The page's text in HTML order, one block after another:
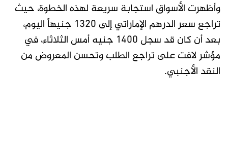
وأظهرت الأسواق استجابة سريعة لهذه الخطوة، حيث
تراجع سعر الدرهم الإماراتي إلى 1320 جنيهاً اليوم،
بعد أن كان قد سجل 1400 جنيه أمس الثلاثاء، في
مؤشر لافت على تراجع الطلب وتحسن المعروض من
النقد الأجنبي.